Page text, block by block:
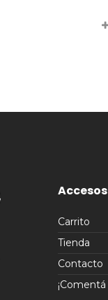
Accesos
Carrito
Tienda
Contacto